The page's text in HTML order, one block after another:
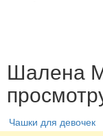
Шалена
Чашки для девочек